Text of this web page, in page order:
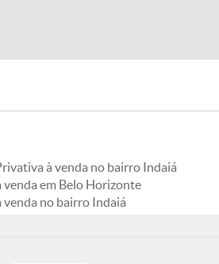
à venda no bairro Indaiá
venda em Belo Horizonte
venda no bairro Indaiá